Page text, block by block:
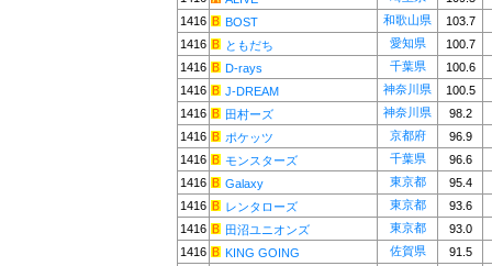
1416
BOST 和歌山県
103.7
1416
ともだち 愛知県
100.7
1416
D-rays 千葉県
100.6
1416
J-DREAM 神奈川県
100.5
1416
田村ーズ 神奈川県
98.2
1416
ポケッツ 京都府
96.9
1416
モンスターズ 千葉県
96.6
1416
Galaxy 東京都
95.4
1416
レンタローズ 東京都
93.6
1416
田沼ユニオンズ 東京都
93.0
1416
KING GOING 佐賀県
91.5